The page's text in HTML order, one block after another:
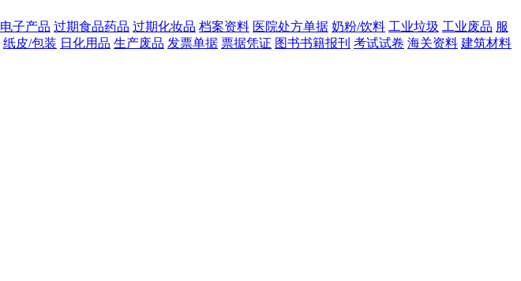
电子产品 过期食品药品 过期化妆品 档案资料 医院处方单据 奶粉/饮料 工业垃圾 工业废品 服
纸皮/包装 日化用品 生产废品 发票单据 票据凭证 图书书籍报刊 考试试卷 海关资料 建筑材料